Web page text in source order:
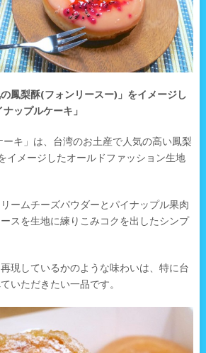
鳳梨酥(フォンリースー)」をイメージし
ップルケーキ」
ーキ」は、台湾のお土産で人気の高い鳳梨
イメージしたオールドファッション生地
ームチーズパウダーとパイナップル果肉
スを生地に練りこみコクを出したシンプ
現しているかのような味わいは、特に台
いただきたい一品です。